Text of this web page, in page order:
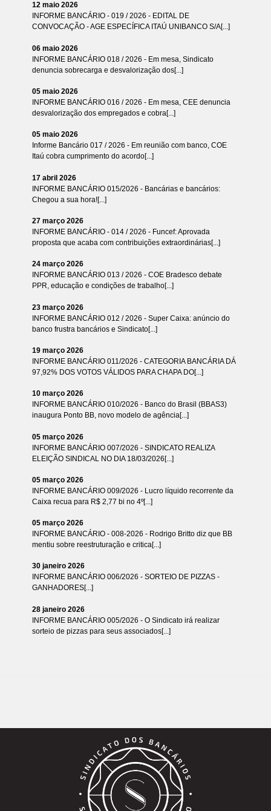
12 maio 2026
INFORME BANCÁRIO - 019 / 2026 - EDITAL DE
CONVOCAÇÃO - AGE ESPECÍFICA ITAÚ UNIBANCO S/A[...]
06 maio 2026
INFORME BANCÁRIO 018 / 2026 - Em mesa, Sindicato
denuncia sobrecarga e desvalorização dos[...]
05 maio 2026
INFORME BANCÁRIO 016 / 2026 - Em mesa, CEE denuncia
desvalorização dos empregados e cobra[...]
05 maio 2026
Informe Bancário 017 / 2026 - Em reunião com banco, COE
Itaú cobra cumprimento do acordo[...]
17 abril 2026
INFORME BANCÁRIO 015/2026 - Bancárias e bancários:
Chegou a sua hora![...]
27 março 2026
INFORME BANCÁRIO - 014 / 2026 - Funcef: Aprovada
proposta que acaba com contribuições extraordinárias[...]
24 março 2026
INFORME BANCÁRIO 013 / 2026 - COE Bradesco debate
PPR, educação e condições de trabalho[...]
23 março 2026
INFORME BANCÁRIO 012 / 2026 - Super Caixa: anúncio do
banco frustra bancários e Sindicato[...]
19 março 2026
INFORME BANCÁRIO 011/2026 - CATEGORIA BANCÁRIA DÁ
97,92% DOS VOTOS VÁLIDOS PARA CHAPA DO[...]
10 março 2026
INFORME BANCÁRIO 010/2026 - Banco do Brasil (BBAS3)
inaugura Ponto BB, novo modelo de agência[...]
05 março 2026
INFORME BANCÁRIO 007/2026 - SINDICATO REALIZA
ELEIÇÃO SINDICAL NO DIA 18/03/2026[...]
05 março 2026
INFORME BANCÁRIO 009/2026 - Lucro líquido recorrente da
Caixa recua para R$ 2,77 bi no 4º[...]
05 março 2026
INFORME BANCÁRIO - 008-2026 - Rodrigo Britto diz que BB
mentiu sobre reestruturação e critica[...]
30 janeiro 2026
INFORME BANCÁRIO 006/2026 - SORTEIO DE PIZZAS -
GANHADORES[...]
28 janeiro 2026
INFORME BANCÁRIO 005/2026 - O Sindicato irá realizar
sorteio de pizzas para seus associados[...]